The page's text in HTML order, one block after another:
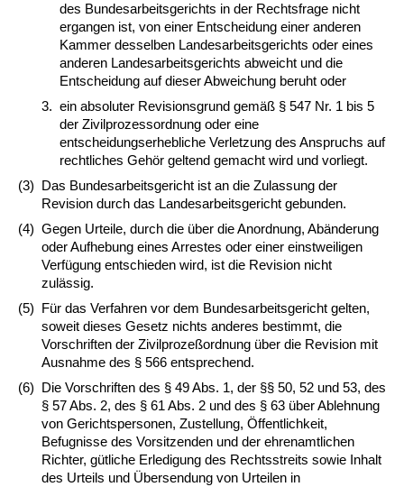
des Bundesarbeitsgerichts in der Rechtsfrage nicht
ergangen ist, von einer Entscheidung einer anderen
Kammer desselben Landesarbeitsgerichts oder eines
anderen Landesarbeitsgerichts abweicht und die
Entscheidung auf dieser Abweichung beruht oder
3. ein absoluter Revisionsgrund gemäß § 547 Nr. 1 bis 5
der Zivilprozessordnung oder eine
entscheidungserhebliche Verletzung des Anspruchs auf
rechtliches Gehör geltend gemacht wird und vorliegt.
(3) Das Bundesarbeitsgericht ist an die Zulassung der
Revision durch das Landesarbeitsgericht gebunden.
(4) Gegen Urteile, durch die über die Anordnung, Abänderung
oder Aufhebung eines Arrestes oder einer einstweiligen
Verfügung entschieden wird, ist die Revision nicht
zulässig.
(5) Für das Verfahren vor dem Bundesarbeitsgericht gelten,
soweit dieses Gesetz nichts anderes bestimmt, die
Vorschriften der Zivilprozeßordnung über die Revision mit
Ausnahme des § 566 entsprechend.
(6) Die Vorschriften des § 49 Abs. 1, der §§ 50, 52 und 53, des
§ 57 Abs. 2, des § 61 Abs. 2 und des § 63 über Ablehnung
von Gerichtspersonen, Zustellung, Öffentlichkeit,
Befugnisse des Vorsitzenden und der ehrenamtlichen
Richter, gütliche Erledigung des Rechtsstreits sowie Inhalt
des Urteils und Übersendung von Urteilen in